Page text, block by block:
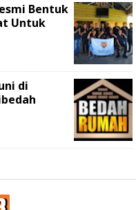
Bentuk
Untuk
di